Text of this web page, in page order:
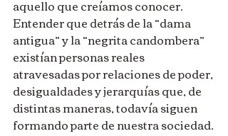
aquello que creíamos conocer.
Entender que detrás de la “dama
antigua” y la “negrita candombera”
existían personas reales
atravesadas por relaciones de poder,
desigualdades y jerarquías que, de
distintas maneras, todavía siguen
formando parte de nuestra sociedad.